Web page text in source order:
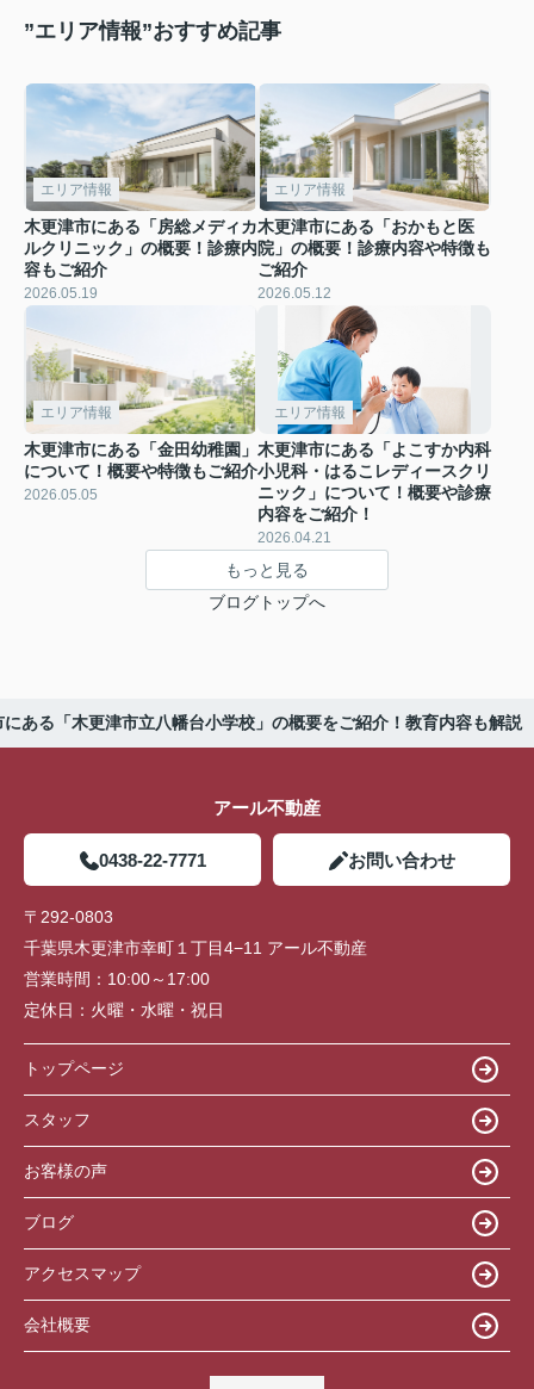
”エリア情報”おすすめ記事
エリア情報
木更津市にある「房総メディカ
ルクリニック」の概要！診療内
容もご紹介
2026.05.19
エリア情報
木更津市にある「おかもと医
院」の概要！診療内容や特徴も
ご紹介
2026.05.12
エリア情報
木更津市にある「金田幼稚園」
について！概要や特徴もご紹介
2026.05.05
エリア情報
木更津市にある「よこすか内科
小児科・はるこレディースクリ
ニック」について！概要や診療
内容をご紹介！
2026.04.21
もっと見る
ブログトップへ
にある「木更津市立八幡台小学校」の概要をご紹介！教育内容も解説
アール不動産
0438-22-7771 お問い合わせ
〒292-0803
千葉県木更津市幸町１丁目4−11 アール不動産
営業時間： 10:00～17:00
定休日： 火曜・水曜・祝日
トップページ
スタッフ
お客様の声
ブログ
アクセスマップ
会社概要